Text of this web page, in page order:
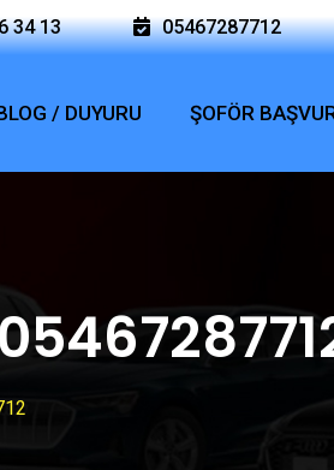
34 13 05467287712
/ DUYURU ŞOFÖR